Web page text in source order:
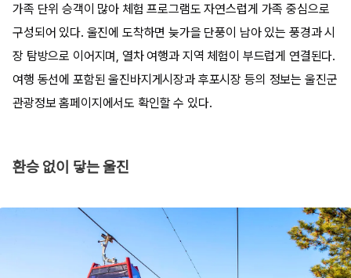
가족 단위 승객이 많아 체험 프로그램도 자연스럽게 가족 중심으로
구성되어 있다. 울진에 도착하면 늦가을 단풍이 남아 있는 풍경과 시
장 탐방으로 이어지며, 열차 여행과 지역 체험이 부드럽게 연결된다.
여행 동선에 포함된 울진바지게시장과 후포시장 등의 정보는 울진군
관광정보 홈페이지에서도 확인할 수 있다.
환승 없이 닿는 울진